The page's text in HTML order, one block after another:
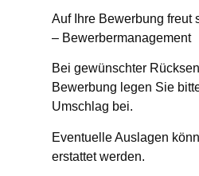
Auf Ihre Bewerbung freut
– Bewerbermanagement
Bei gewünschter
Bewerbung legen Sie
Umschlag bei.
Eventuelle Auslagen
erstattet werden.